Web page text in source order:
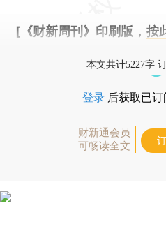
[《财新周刊》印刷版， 按
本文共计5227字
登录 后获取已
财新通会员
可畅读全文